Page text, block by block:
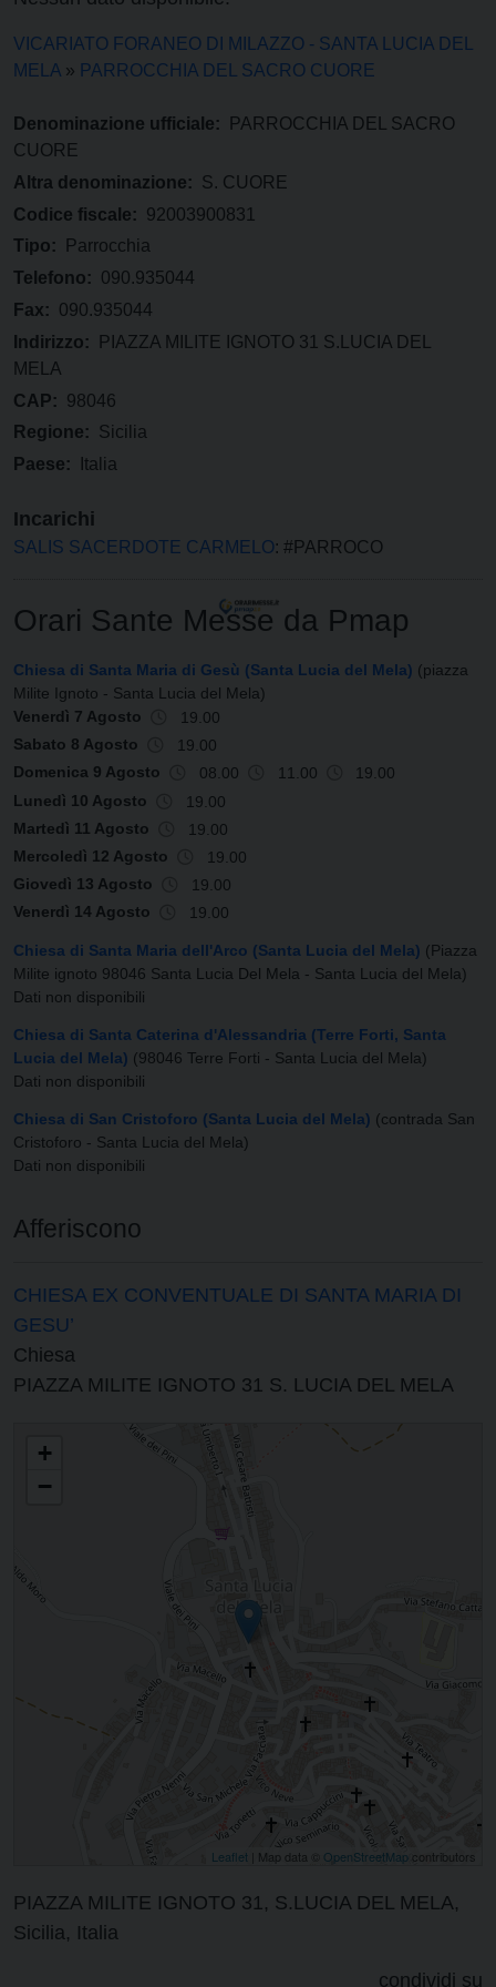
VICARIATO FORANEO DI MILAZZO - SANTA LUCIA DEL
MELA » PARROCCHIA DEL SACRO CUORE
Denominazione ufficiale:
PARROCCHIA DEL SACRO
CUORE
Altra denominazione: S. CUORE
Codice fiscale: 92003900831
Tipo:
Parrocchia
Telefono: 090.935044
Fax: 090.935044
Indirizzo:
PIAZZA MILITE IGNOTO 31 S.LUCIA DEL
MELA
CAP: 98046
Regione: Sicilia
Paese:
Italia
Incarichi
SALIS SACERDOTE CARMELO: #PARROCO
Orari Sante Messe da Pmap
Chiesa di Santa Maria di Gesù (Santa Lucia del Mela) (piazza
Milite Ignoto - Santa Lucia del Mela)
Venerdì 7 Agosto
19.00
Sabato 8 Agosto
19.00
Domenica 9 Agosto
08.00 11.00
19.00
Lunedì 10 Agosto
19.00
Martedì 11 Agosto
19.00
Mercoledì 12 Agosto
19.00
Giovedì 13 Agosto
19.00
Venerdì 14 Agosto
19.00
Chiesa di Santa Maria dell'Arco (Santa Lucia del Mela) (Piazza
Milite ignoto 98046 Santa Lucia Del Mela - Santa Lucia del Mela)
Dati non disponibili
Chiesa di Santa Caterina d'Alessandria (Terre Forti, Santa
Lucia del Mela) (98046 Terre Forti - Santa Lucia del Mela)
Dati non disponibili
Chiesa di San Cristoforo (Santa Lucia del Mela) (contrada San
Cristoforo - Santa Lucia del Mela)
Dati non disponibili
Afferiscono
CHIESA EX CONVENTUALE DI SANTA MARIA DI
GESU’
Chiesa
PIAZZA MILITE IGNOTO 31 S. LUCIA DEL MELA
PARROCCHIA DEL SACRO CUORE
+
−
Leaflet | Map data © OpenStreetMap contributors
PIAZZA MILITE IGNOTO 31, S.LUCIA DEL MELA,
Sicilia, Italia
condividi su